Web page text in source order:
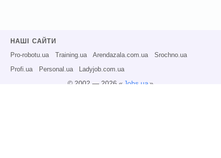
НАШІ САЙТИ
Pro-robotu.ua Training.ua Arendazala.com.ua Srochno.ua
Profi.ua Personal.ua Ladyjob.com.ua
© 2002 — 2026 « Jobs.ua»